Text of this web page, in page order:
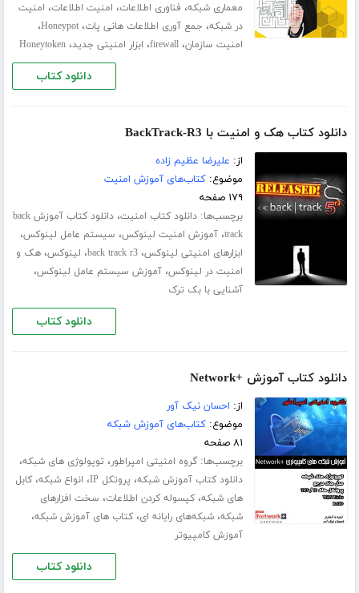
معماری شبکه، فناوری اطلاعات، امنیت اطلاعات، امنیت
در شبکه، جمع آوری اطلاعات هانی پات،Honeypot،
امنیت سازمان،firewall، ابزار امنیتی جدید،Honeytoken
دانلود کتاب
دانلود کتاب هک و امنیت با BackTrack-R3
از: علیرضا عظیم زاده
موضوع:کتاب‌های آموزش امنیت
۱۷۹ صفحه
برچسب‌ها:دانلود کتاب امنیت،
دانلود کتاب آموزش back
track،آموزش امنیت لینوکس، سیستم عامل لینوکس،
ابزارهای امنیتی لینوکس،back track r3، لینوکس،هک و
امنیت در لینوکس،آموزش سیستم عامل لینوکس،
آشنایی با بک ترک
دانلود کتاب
دانلود کتاب آموزش +Network
از: احسان نیک آور
موضوع:کتاب‌های آموزش شبکه
۸۱ صفحه
برچسب‌ها:گروه امنیتی امپراطور، توپولوژی های شبکه،
دانلود کتاب آموزش شبکه، پروتکل IP ، انواع شبکه،کابل
های شبکه،کپسوله کردن اطلاعات، سخت افزارهای
شبکه،شبکه‌های رایانه‌ ای،کتاب های آموزش شبکه،
آموزش کامپیوتر
دانلود کتاب